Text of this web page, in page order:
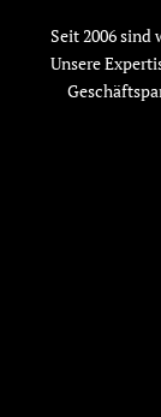
Seit 2006 sind
Unsere